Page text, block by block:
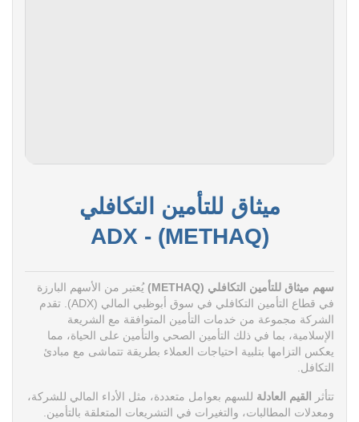
ميثاق للتأمين التكافلي
(METHAQ) - ADX
سهم ميثاق للتأمين التكافلي (METHAQ)
يُعتبر من الأسهم البارزة
في قطاع التأمين التكافلي في سوق أبوظبي المالي (ADX). تقدم
الشركة مجموعة من خدمات التأمين المتوافقة مع الشريعة
الإسلامية، بما في ذلك التأمين الصحي والتأمين على الحياة، مما
يعكس التزامها بتلبية احتياجات العملاء بطريقة تتماشى مع مبادئ
التكافل.
تتأثر القيم العادلة للسهم بعوامل متعددة، مثل الأداء المالي للشركة،
ومعدلات المطالبات، والتغيرات في التشريعات المتعلقة بالتأمين.